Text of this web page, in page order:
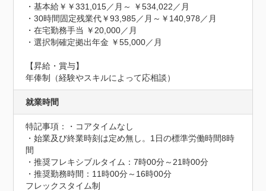
・基本給￥￥331,015／月～ ￥534,022／月
・30時間固定残業代￥93,985／月～￥140,978／月
・在宅勤務手当 ￥20,000／月
・選択制確定拠出年金 ￥55,000／月
【昇給・賞与】
年俸制（経験やスキルによって応相談）
就業時間
特記事項：・コアタイムなし
・始業及び終業時刻は定め無し。1日の標準労働時間8時
間
・推奨フレキシブルタイム：7時00分～21時00分
・推奨勤務時間：11時00分～16時00分
フレックスタイム制